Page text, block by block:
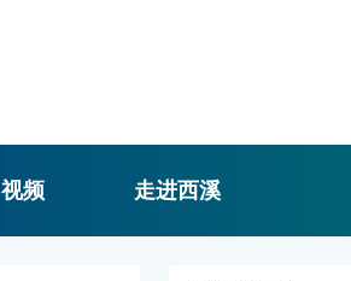
视频 走进西溪